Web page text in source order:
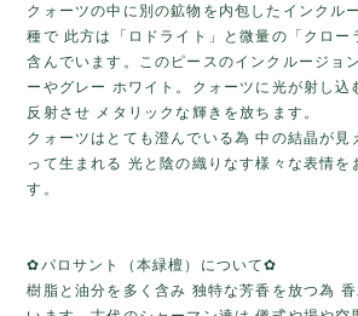
クォーツの中に別の鉱物を内包したインクル
種で 此方は「ロドライト」と微量の「クロー
含んでいます。このピースのインクルージョ
ーやグレー ホワイト。クォーツに光が射し込
反射させ メタリックな輝きを放ちます。
クォーツはとても澄んでいる為 中の結晶が見
って生まれる 光と陰の織りなす様々な表情を
す。
✿パロサント（本緑檀）について✿
樹脂と油分を多く含み 独特な芳香を放つ為